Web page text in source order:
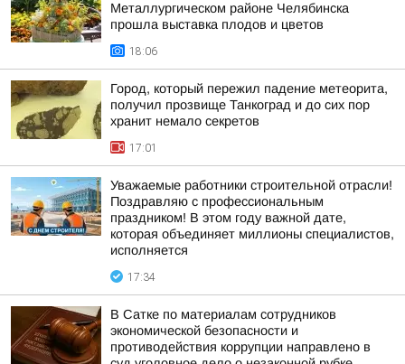
Металлургическом районе Челябинска
прошла выставка плодов и цветов
18:06
Город, который пережил падение метеорита,
получил прозвище Танкоград и до сих пор
хранит немало секретов
17:01
Уважаемые работники строительной отрасли!
Поздравляю с профессиональным
праздником! В этом году важной дате,
которая объединяет миллионы специалистов,
исполняется
17:34
В Сатке по материалам сотрудников
экономической безопасности и
противодействия коррупции направлено в